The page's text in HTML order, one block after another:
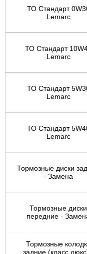
ТО Стандарт
Lemarc
ТО Стандарт
Lemarc
ТО Стандарт
Lemarc
ТО Стандарт
Lemarc
Тормозные диски
- Замена
Тормозные диски
передние -
Тормозные
задние (класс